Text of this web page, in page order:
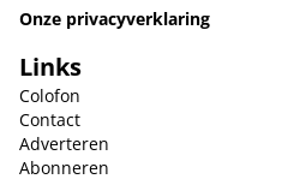
Onze privacyverklaring
Links
Colofon
Contact
Adverteren
Abonneren